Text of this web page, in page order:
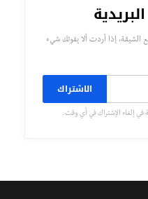
إذا أردت ألا يفوتك شيء
الاشتراك
في إلغاء الإشتراك في أي وقت.